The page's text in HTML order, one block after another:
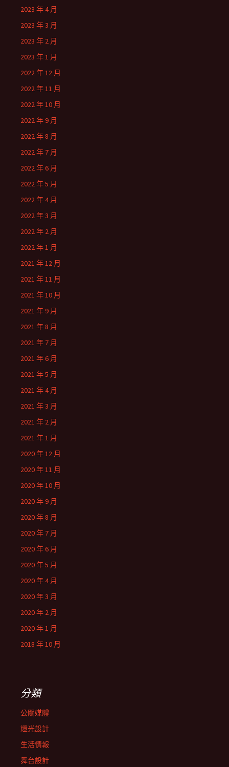
2023 年 4 月
2023 年 3 月
2023 年 2 月
2023 年 1 月
2022 年 12 月
2022 年 11 月
2022 年 10 月
2022 年 9 月
2022 年 8 月
2022 年 7 月
2022 年 6 月
2022 年 5 月
2022 年 4 月
2022 年 3 月
2022 年 2 月
2022 年 1 月
2021 年 12 月
2021 年 11 月
2021 年 10 月
2021 年 9 月
2021 年 8 月
2021 年 7 月
2021 年 6 月
2021 年 5 月
2021 年 4 月
2021 年 3 月
2021 年 2 月
2021 年 1 月
2020 年 12 月
2020 年 11 月
2020 年 10 月
2020 年 9 月
2020 年 8 月
2020 年 7 月
2020 年 6 月
2020 年 5 月
2020 年 4 月
2020 年 3 月
2020 年 2 月
2020 年 1 月
2018 年 10 月
分類
公關媒體
燈光設計
生活情報
舞台設計